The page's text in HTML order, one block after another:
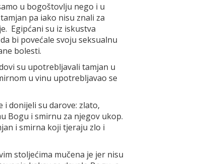
u bogoštovlju nego i u
pa iako nisu znali za
Egipćani su iz iskustva
bi povećale svoju seksualnu
bolesti.
su upotrebljavali tamjan u
u vinu upotrebljavao se
i donijeli su darove: zlato,
Bogu i smirnu za njegov ukop.
i smirna koji tjeraju zlo i
stoljećima mučena je jer nisu